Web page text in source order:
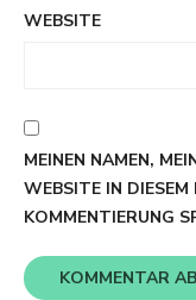
WEBSITE
MEINEN NAMEN,
WEBSITE IN
KOMMENTIERUNG